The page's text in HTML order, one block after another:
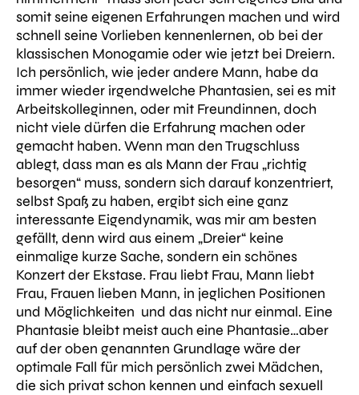
somit seine eigenen Erfahrungen machen und wird
schnell seine Vorlieben kennenlernen, ob bei der
klassischen Monogamie oder wie jetzt bei Dreiern.
Ich persönlich, wie jeder andere Mann, habe da
immer wieder irgendwelche Phantasien, sei es mit
Arbeitskolleginnen, oder mit Freundinnen, doch
nicht viele dürfen die Erfahrung machen oder
gemacht haben. Wenn man den Trugschluss
ablegt, dass man es als Mann der Frau „richtig
besorgen“ muss, sondern sich darauf konzentriert,
selbst Spaß zu haben, ergibt sich eine ganz
interessante Eigendynamik, was mir am besten
gefällt, denn wird aus einem „Dreier“ keine
einmalige kurze Sache, sondern ein schönes
Konzert der Ekstase. Frau liebt Frau, Mann liebt
Frau, Frauen lieben Mann, in jeglichen Positionen
und Möglichkeiten und das nicht nur einmal. Eine
Phantasie bleibt meist auch eine Phantasie…aber
auf der oben genannten Grundlage wäre der
optimale Fall für mich persönlich zwei Mädchen,
die sich privat schon kennen und einfach sexuell